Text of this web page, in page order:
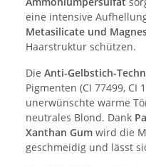
eine intensive
Metasilicate und
Haarstruktur schützen.
Die Anti-Gelbstich-
Pigmenten (CI 77499, CI
unerwünschte warme
neutrales Blond. Dank
Xanthan Gum wird die
geschmeidig und lässt